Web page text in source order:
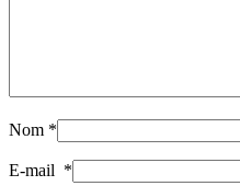
Nom *
E-mail *